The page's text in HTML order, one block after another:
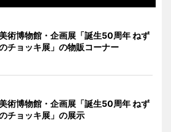
術博物館・企画展「誕生50周年 ねず
チョッキ展」の物販コーナー
術博物館・企画展「誕生50周年 ねず
チョッキ展」の展示